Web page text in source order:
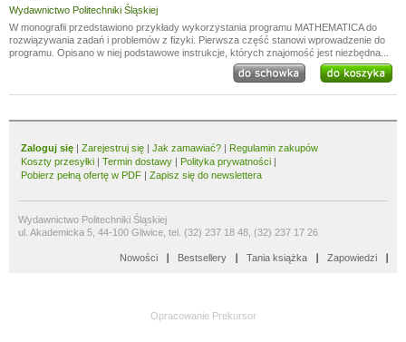
Wydawnictwo Politechniki Śląskiej
W monografii przedstawiono przykłady wykorzystania programu MATHEMATICA do
rozwiązywania zadań i problemów z fizyki. Pierwsza część stanowi wprowadzenie do
programu. Opisano w niej podstawowe instrukcje, których znajomość jest niezbędna...
Zaloguj się | Zarejestruj się | Jak zamawiać? | Regulamin zakupów
Koszty przesyłki | Termin dostawy | Polityka prywatności |
Pobierz pełną ofertę w PDF | Zapisz się do newslettera
Wydawnictwo Politechniki Śląskiej
ul. Akademicka 5, 44-100 Gliwice, tel. (32) 237 18 48, (32) 237 17 26
Nowości Bestsellery Tania książka Zapowiedzi
Opracowanie Prekursor